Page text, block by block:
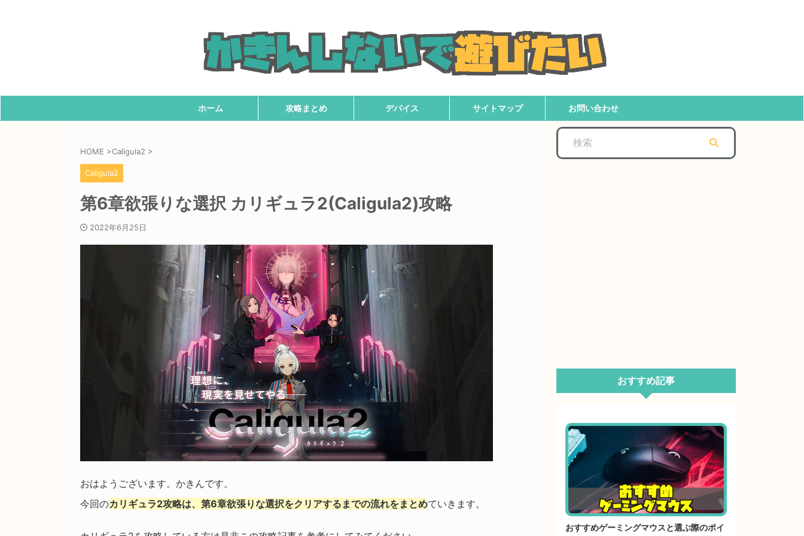
ホーム 攻略まとめ デバイス サイトマップ お問い合わせ
HOME >Caligula2 >
Caligula2
第6章欲張りな選択 カリギュラ2(Caligula2)攻略
2022年6月25日
おはようございます。かきんです。
今回のカリギュラ2攻略は、第6章欲張りな選択をクリアするまでの流れをまとめていきます。
おすすめ記事
おすすめゲーミングマウスと選ぶ際のポイ